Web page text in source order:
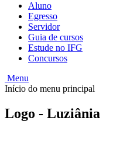
Aluno
Egresso
Servidor
Guia de cursos
Estude no IFG
Concursos
Menu
Início do menu principal
Logo - Luziânia